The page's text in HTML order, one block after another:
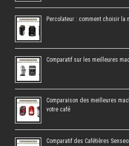
Percolateur : comment choisir la
Comparatif sur les meilleures
Comparaison des meilleures
votre café
Comparatif des Cafétières